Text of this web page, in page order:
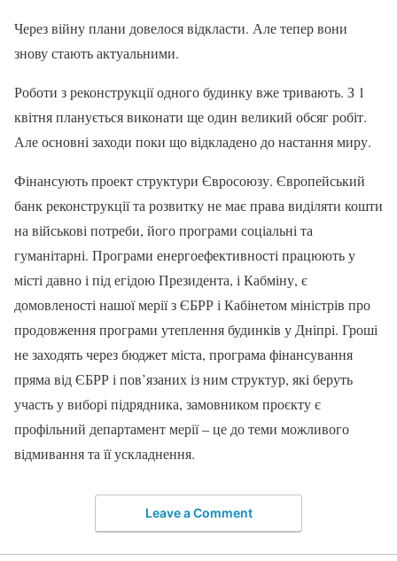
Через війну плани довелося відкласти. Але тепер вони
знову стають актуальними.
Роботи з реконструкції одного будинку вже тривають. З 1
квітня планується виконати ще один великий обсяг робіт.
Але основні заходи поки що відкладено до настання миру.
Фінансують проект структури Євросоюзу. Європейський
банк реконструкції та розвитку не має права виділяти кошти
на військові потреби, його програми соціальні та
гуманітарні. Програми енергоефективності працюють у
місті давно і під егідою Президента, і Кабміну, є
домовленості нашої мерії з ЄБРР і Кабінетом міністрів про
продовження програми утеплення будинків у Дніпрі. Гроші
не заходять через бюджет міста, програма фінансування
пряма від ЄБРР і пов’язаних із ним структур, які беруть
участь у виборі підрядника, замовником проєкту є
профільний департамент мерії – це до теми можливого
відмивання та її ускладнення.
Leave a Comment